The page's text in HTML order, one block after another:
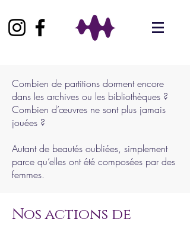
Combien de partitions dorment encore
dans les archives ou les bibliothèques ?
Combien d’œuvres ne sont plus jamais
jouées ?
Autant de beautés oubliées, simplement
parce qu’elles ont été composées par des
femmes.
Nos actions de